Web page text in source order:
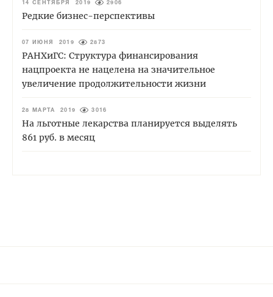
14 СЕНТЯБРЯ 2019 2906
Редкие бизнес-перспективы
07 ИЮНЯ 2019 2873
РАНХиГС: Структура финансирования
нацпроекта не нацелена на значительное
увеличение продолжительности жизни
28 МАРТА 2019 3016
На льготные лекарства планируется выделять
861 руб. в месяц